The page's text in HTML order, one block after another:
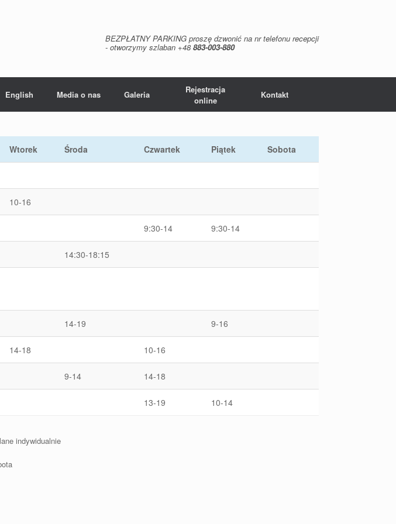
BEZPŁATNY PARKING proszę dzwonić na nr telefonu recepcji
- otworzymy szlaban +48 883-003-880
English Media o nas Galeria
Rejestracja
online
Kontakt
Wtorek Środa Czwartek Piątek Sobota
10-16
9:30-14 9:30-14
14:30-18:15
14-19 9-16
14-18 10-16
9-14 14-18
13-19 10-14
indywidualnie